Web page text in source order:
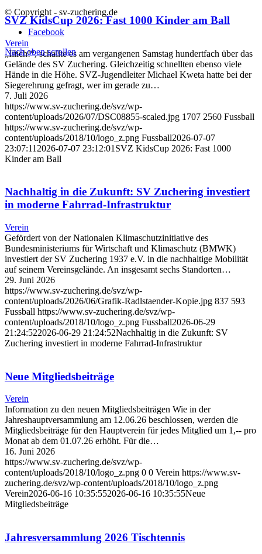
SVZ KidsCup 2026: Fast 1000 Kinder am Ball
Verein
„Iiiich!“, schallte es am vergangenen Samstag hundertfach über das
Gelände des SV Zuchering. Gleichzeitig schnellten ebenso viele
Hände in die Höhe. SVZ-Jugendleiter Michael Kweta hatte bei der
Siegerehrung gefragt, wer im gerade zu…
7. Juli 2026
https://www.sv-zuchering.de/svz/wp-
content/uploads/2026/07/DSC08855-scaled.jpg 1707 2560 Fussball
https://www.sv-zuchering.de/svz/wp-
content/uploads/2018/10/logo_z.png Fussball2026-07-07
23:07:11 2026-07-07 23:12:01 SVZ KidsCup 2026: Fast 1000
Kinder am Ball
Nachhaltig in die Zukunft: SV Zuchering investiert
in moderne Fahrrad-Infrastruktur
Verein
Gefördert von der Nationalen Klimaschutzinitiative des
Bundesministeriums für Wirtschaft und Klimaschutz (BMWK)
investiert der SV Zuchering 1937 e.V. in die nachhaltige Mobilität
auf seinem Vereinsgelände. An insgesamt sechs Standorten…
29. Juni 2026
https://www.sv-zuchering.de/svz/wp-
content/uploads/2026/06/Grafik-Radlstaender-Kopie.jpg 837 593
Fussball https://www.sv-zuchering.de/svz/wp-
content/uploads/2018/10/logo_z.png Fussball2026-06-29
21:24:522026-06-29 21:24:52Nachhaltig in die Zukunft: SV
Zuchering investiert in moderne Fahrrad-Infrastruktur
Neue Mitgliedsbeiträge
Verein
Information zu den neuen Mitgliedsbeiträgen Wie in der
Jahreshauptversammlung am 12.06.26 beschlossen, werden die
Mitgliedsbeiträge für den Hauptverein für jedes Mitglied um 1,-- pro
Monat ab dem 01.07.26 erhöht. Für die…
16. Juni 2026
https://www.sv-zuchering.de/svz/wp-
content/uploads/2018/10/logo_z.png 0 0 Verein https://www.sv-
zuchering.de/svz/wp-content/uploads/2018/10/logo_z.png
Verein2026-06-16 10:35:552026-06-16 10:35:55Neue
Mitgliedsbeiträge
Jahresversammlung 2026 Tischtennis
© Copyright - sv-zuchering.de
Facebook
Nach oben scrollen